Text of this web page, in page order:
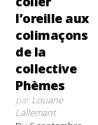
l’oreille aux
colimaçons
de la
collective
Phèmes
parLouane
Lallemant